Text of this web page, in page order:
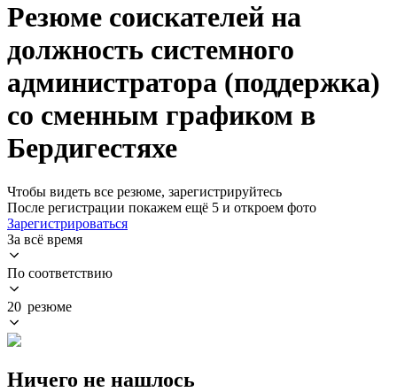
Резюме соискателей на
должность системного
администратора (поддержка)
со сменным графиком в
Бердигестяхе
Чтобы видеть все резюме, зарегистрируйтесь
После регистрации покажем ещё 5 и откроем фото
Зарегистрироваться
За всё время
По соответствию
20 резюме
Ничего не нашлось